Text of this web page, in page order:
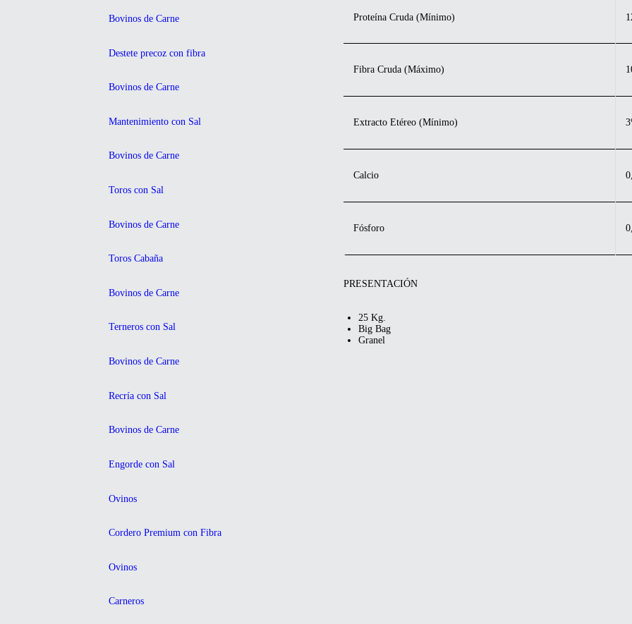
Proteína Cruda (Mínimo)
Fibra Cruda (Máximo)
Extracto Etéreo (Mínimo)
Calcio
Fósforo
PRESENTACIÓN
25 Kg.
Big Bag
Granel
Bovinos de Carne
Destete precoz con fibra
Bovinos de Carne
Mantenimiento con Sal
Bovinos de Carne
Toros con Sal
Bovinos de Carne
Toros Cabaña
Bovinos de Carne
Terneros con Sal
Bovinos de Carne
Recría con Sal
Bovinos de Carne
Engorde con Sal
Ovinos
Cordero Premium con Fibra
Ovinos
Carneros